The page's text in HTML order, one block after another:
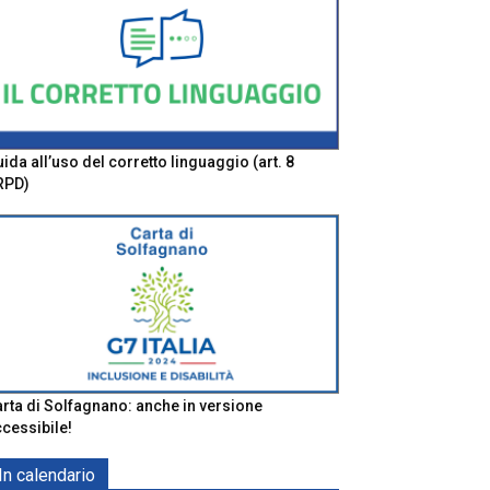
all’uso del corretto linguaggio (art. 8
di Solfagnano: anche in versione
In calendario